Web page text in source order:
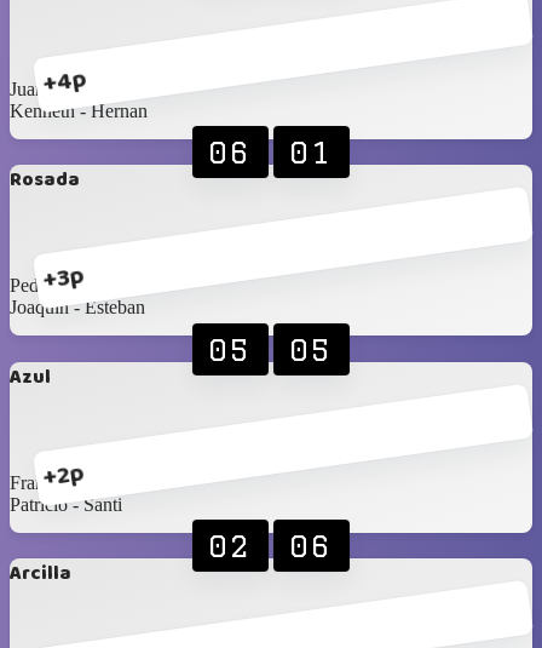
+4p
Juan - Claudio
Kenneth - Hernan
Rosada
+3p
06 01
Pedro - Rodrigo
Joaquín - Esteban
Azul
+2p
05 05
Francisco ‐ Gerardo
Patricio - Santi
Arcilla
02 06